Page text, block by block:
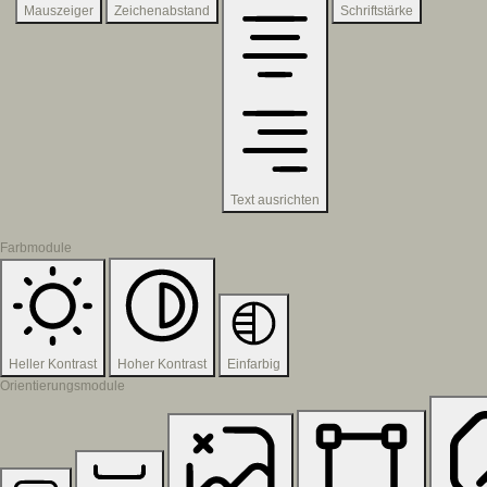
Mauszeiger Zeichenabstand
Text ausrichten
Schriftstärke
Farbmodule
Heller Kontrast Hoher Kontrast
Einfarbig
Orientierungsmodule